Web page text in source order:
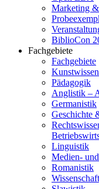
Marketing &
BiblioCon
Fachgebiete
Fachgebiete
Pädagogik
Anglistik –
Germanistik
Geschichte
Linguistik
Medien-
Romanistik